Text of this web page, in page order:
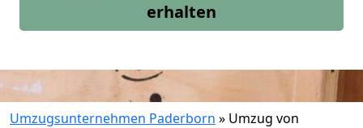
erhalten
Umzugsunternehmen Paderborn » Umzug von